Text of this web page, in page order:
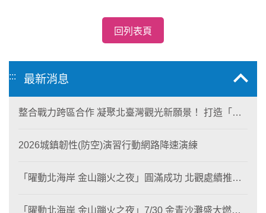
回列表頁
::: 最新消息
整合戰力跨區合作 凝聚北臺灣觀光新願景！ 打造「生
2026城鎮韌性(防空)演習行動網路降速演練
「曜動北海岸 金山蹦火之夜」圓滿成功 北觀處續推照
「曜動北海岸 金山蹦火之夜」7/30 金青沙灘盛大燃